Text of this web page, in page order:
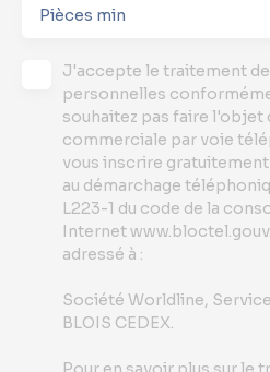
Pièces min
J'accepte le traitement
personnelles
souhaitez pas faire
commerciale par voie
vous inscrire
au démarchage
L223-1 du code de la
Internet
adressé à :
Société Worldline, Service
BLOIS CEDEX.